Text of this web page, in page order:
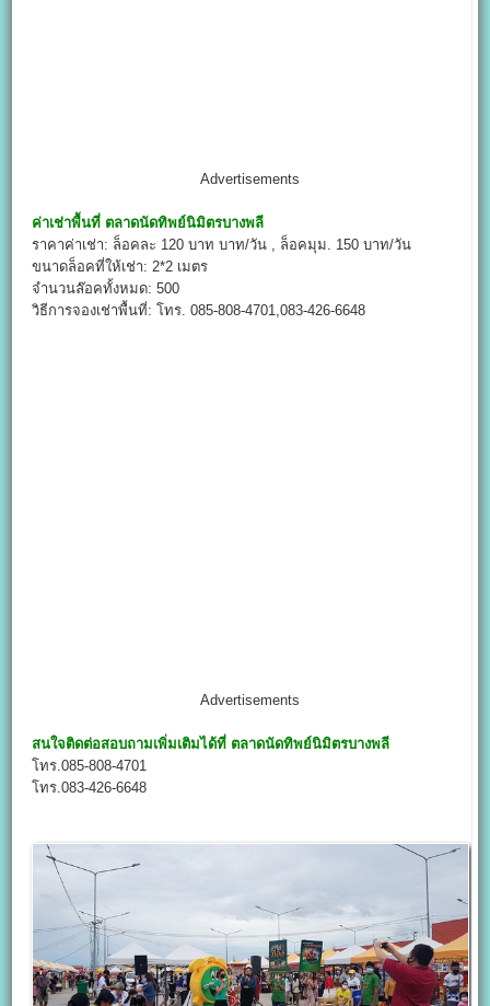
Advertisements
ค่าเช่าพื้นที่ ตลาดนัดทิพย์นิมิตรบางพลี
ราคาค่าเช่า: ล็อคละ 120 บาท บาท/วัน , ล็อคมุม. 150 บาท/วัน
ขนาดล็อคที่ให้เช่า: 2*2 เมตร
จำนวนล๊อคทั้งหมด: 500
วิธีการจองเช่าพื้นที่: โทร. 085-808-4701,083-426-6648
Advertisements
สนใจติดต่อสอบถามเพิ่มเติมได้ที่ ตลาดนัดทิพย์นิมิตรบางพลี
โทร.085-808-4701
โทร.083-426-6648